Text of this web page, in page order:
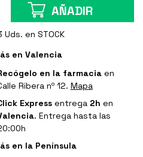
AÑADIR
Uds. en STOCK
en Valencia
en la farmaciaen
Ribera nº 12. Mapa
Expressentrega 2h en
. Entrega hasta las
en la Península